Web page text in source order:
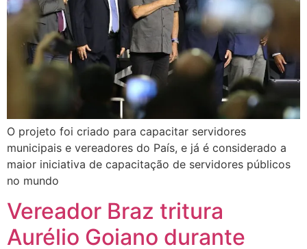
O projeto foi criado para capacitar servidores
municipais e vereadores do País, e já é considerado a
maior iniciativa de capacitação de servidores públicos
no mundo
Vereador Braz tritura
Aurélio Goiano durante